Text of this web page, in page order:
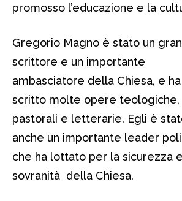
promosso l’educazione e la
Gregorio Magno è stato un
scrittore e un importante
ambasciatore della Chiesa, e ha
scritto molte opere teologiche,
pastorali e letterarie. Egli è
anche un importante leader
che ha lottato per la sicurezza
sovranità della Chiesa.